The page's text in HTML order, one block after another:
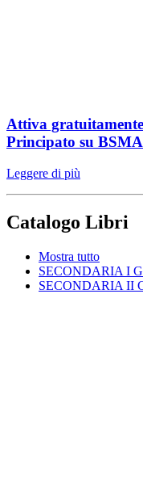
Attiva
Principato su
Leggere di più
Catalogo Libri
Mostra tutto
SECONDARIA I
SECONDARIA II